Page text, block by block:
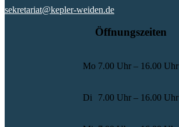
sekretariat@kepler-weiden.de
Öffnungszeiten
Mo 7.00 Uhr – 16.00 Uhr
Di 7.00 Uhr – 16.00 Uhr